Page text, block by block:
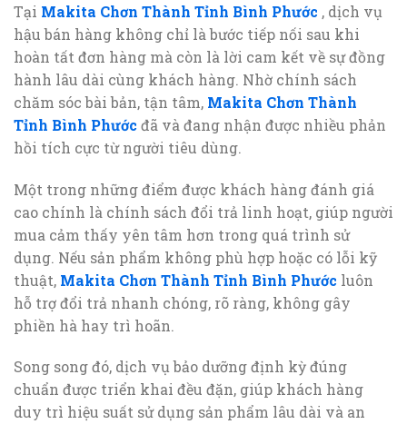
Tại Makita Chơn Thành Tỉnh Bình Phước , dịch vụ
hậu bán hàng không chỉ là bước tiếp nối sau khi
hoàn tất đơn hàng mà còn là lời cam kết về sự đồng
hành lâu dài cùng khách hàng. Nhờ chính sách
chăm sóc bài bản, tận tâm, Makita Chơn Thành
Tỉnh Bình Phước đã và đang nhận được nhiều phản
hồi tích cực từ người tiêu dùng.
Một trong những điểm được khách hàng đánh giá
cao chính là chính sách đổi trả linh hoạt, giúp người
mua cảm thấy yên tâm hơn trong quá trình sử
dụng. Nếu sản phẩm không phù hợp hoặc có lỗi kỹ
thuật, Makita Chơn Thành Tỉnh Bình Phước luôn
hỗ trợ đổi trả nhanh chóng, rõ ràng, không gây
phiền hà hay trì hoãn.
Song song đó, dịch vụ bảo dưỡng định kỳ đúng
chuẩn được triển khai đều đặn, giúp khách hàng
duy trì hiệu suất sử dụng sản phẩm lâu dài và an